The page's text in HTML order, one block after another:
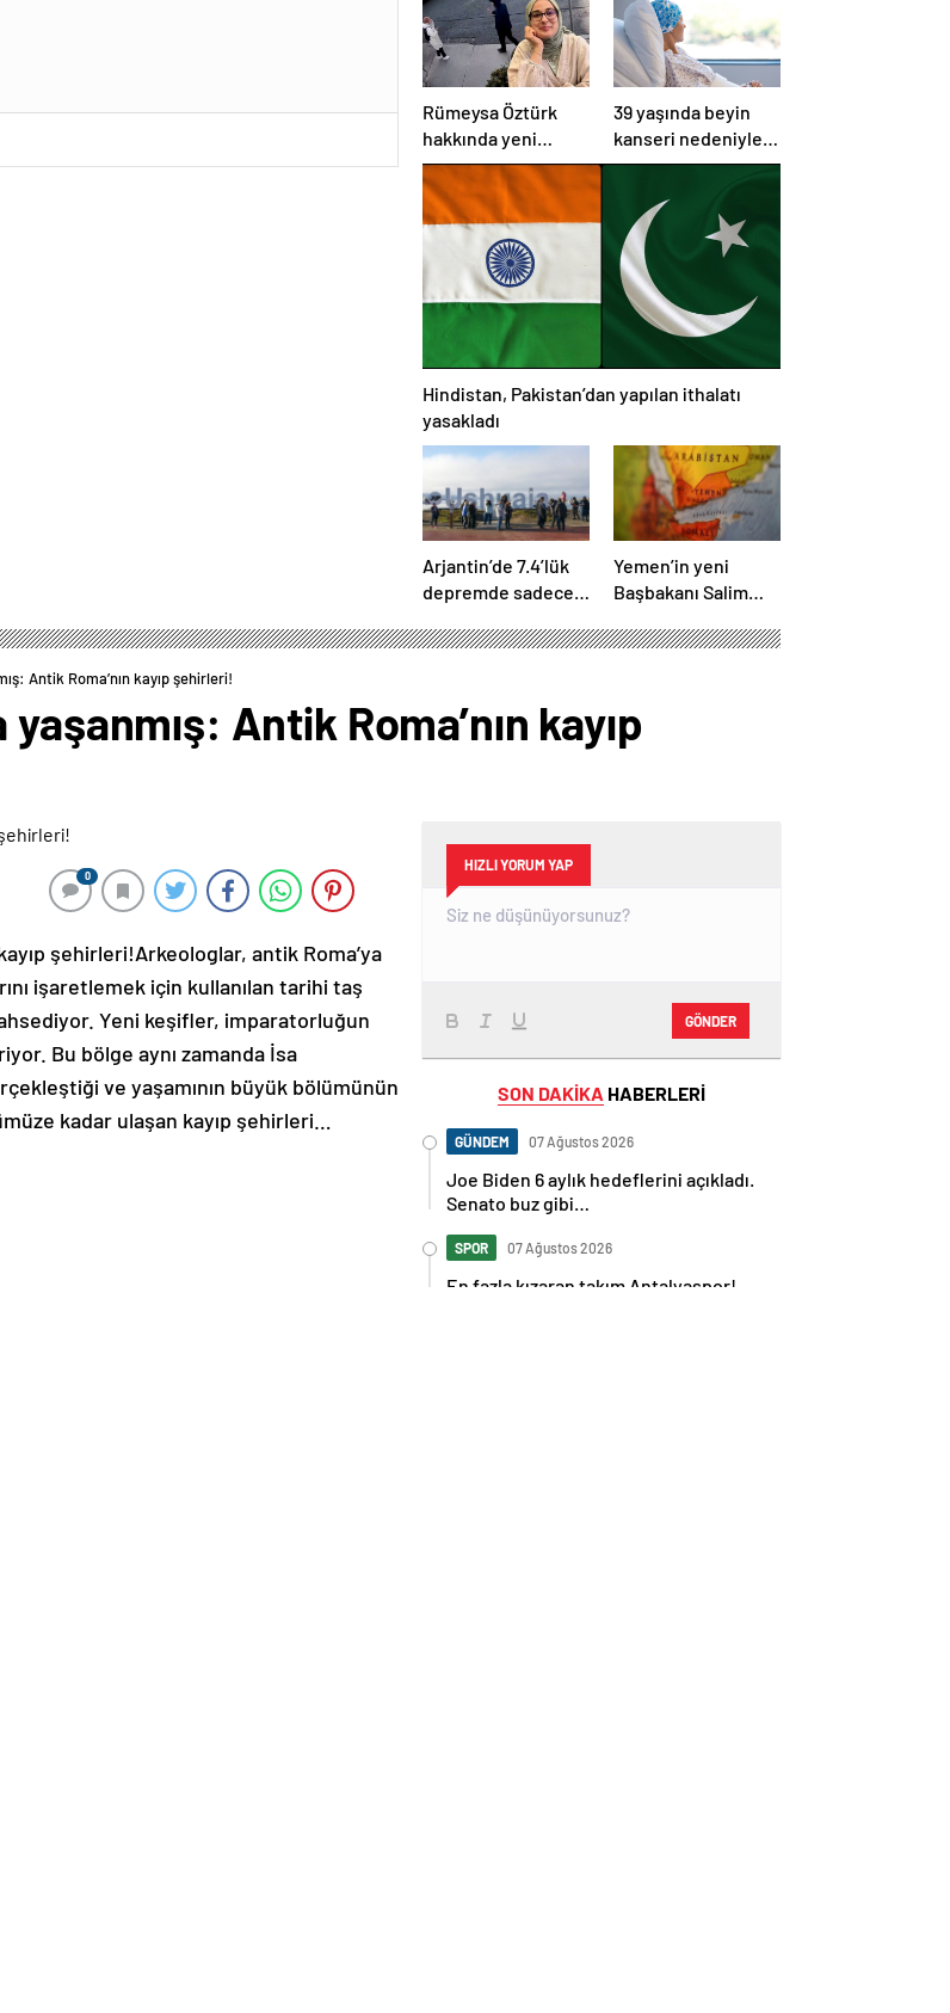
Rümeysa Öztürk
hakkında yeni
gelişme:
Avukatları naklinin
geciktirilmemesini
39 yaşında beyin
kanseri nedeniyle
öldü: Görmezden
geldiği 2 işaret
vardı
Hindistan, Pakistan’dan yapılan ithalatı
yasakladı
Arjantin’de 7.4’lük
depremde sadece
Yemen’in yeni
Başbakanı Salim
Antik Roma’nın kayıp şehirleri!
Antik Roma’nın kayıp
0
şehirleri!Arkeologlar, antik Roma’ya
işaretlemek için kullanılan tarihi taş
Yeni keşifler, imparatorluğun
Bu bölge aynı zamanda İsa
ve yaşamının büyük bölümünün
kadar ulaşan kayıp şehirleri…
HIZLI YORUM YAP
GÖNDER
SON DAKİKA HABERLERİ
GÜNDEM 07 Ağustos 2026
Joe Biden 6 aylık hedeflerini açıkladı.
Senato buz gibi…
SPOR 07 Ağustos 2026
En fazla kızaran takım Antalyaspor!